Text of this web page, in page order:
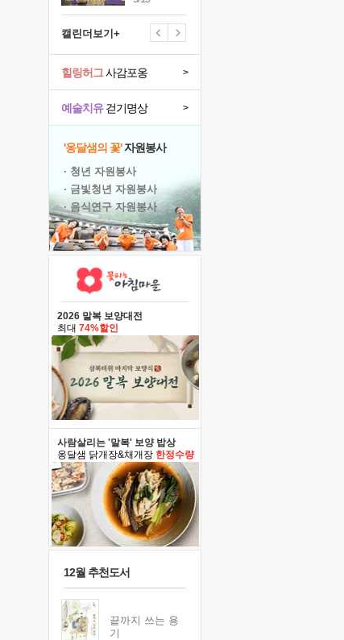
캘린더보기+
예술치유걷기명상 >
힐링허그사감포옹 >
'옹달샘의 꽃'자원봉사
· 청년 자원봉사
· 금빛청년 자원봉사
· 음식연구 자원봉사
2026 말복 보양대전
최대 74%할인
사람살리는 '말복' 보양 밥상
옹달샘 닭개장&채개장 한정수량
12월 추천도서
끝까지 쓰는 용
기